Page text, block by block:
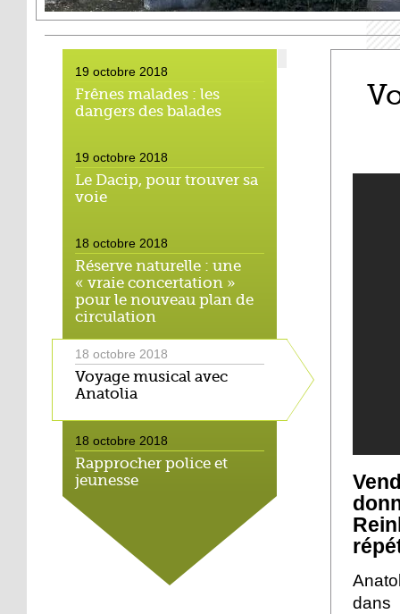
19 octobre 2018
Frênes malades : les
dangers des balades
19 octobre 2018
Le Dacip, pour trouver sa
voie
18 octobre 2018
Réserve naturelle : une
« vraie concertation »
pour le nouveau plan de
circulation
18 octobre 2018
Voyage musical avec
Anatolia
18 octobre 2018
Rapprocher police et
jeunesse
18 octobre 2018
Un jardin face aux
obstacles
dans